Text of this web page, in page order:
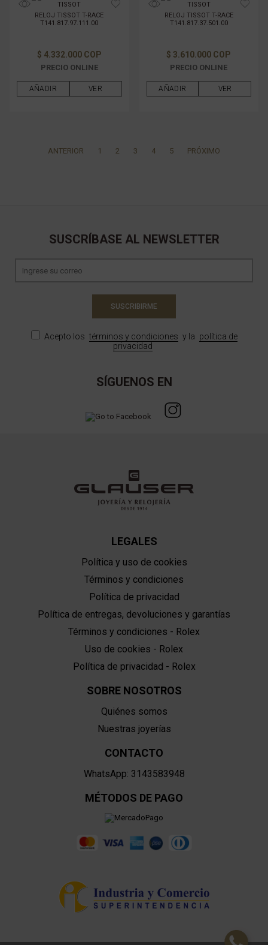
TISSOT
RELOJ TISSOT T-RACE
T141.817.97.111.00
$ 4.332.000 COP
PRECIO ONLINE
AÑADIR VER
TISSOT
RELOJ TISSOT T-RACE
T141.817.37.501.00
$ 3.610.000 COP
PRECIO ONLINE
AÑADIR VER
ANTERIOR 1 2 3 4 5 PRÓXIMO
SUSCRÍBASE AL NEWSLETTER
SUSCRIBIRME
Acepto los términos y condiciones y la política de
privacidad
SÍGUENOS EN
LEGALES
Política y uso de cookies
Términos y condiciones
Política de privacidad
Política de entregas, devoluciones y garantías
Términos y condiciones - Rolex
Uso de cookies - Rolex
Política de privacidad - Rolex
SOBRE NOSOTROS
Quiénes somos
Nuestras joyerías
CONTACTO
WhatsApp: 3143583948
MÉTODOS DE PAGO